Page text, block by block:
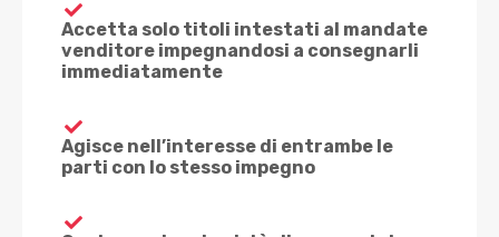
Accetta solo titoli intestati al mandate
venditore impegnandosi a consegnarli
immediatamente
Agisce nell’interesse di entrambe le
parti con lo stesso impegno